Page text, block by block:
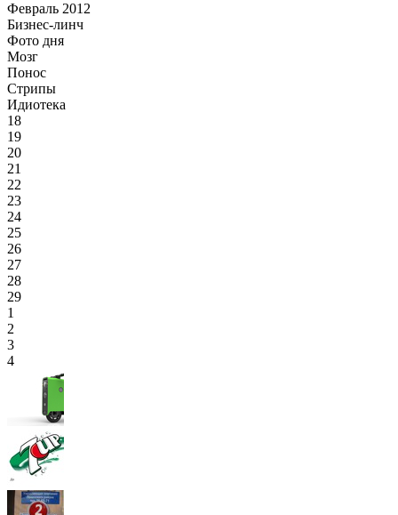
Февраль 2012
Бизнес-линч
Фото дня
Мозг
Понос
Стрипы
Идиотека
18
19
20
21
22
23
24
25
26
27
28
29
1
2
3
4